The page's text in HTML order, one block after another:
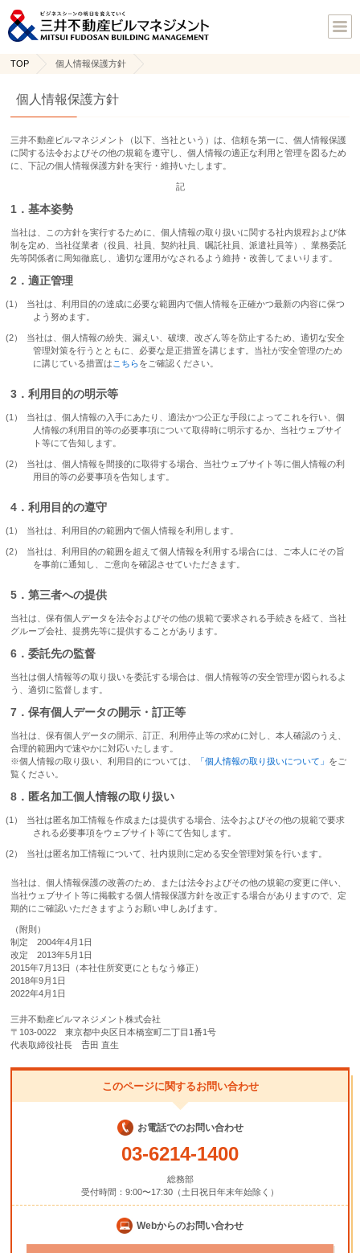
TOP 個人情報保護方針
個人情報保護方針
三井不動産ビルマネジメント（以下、当社という）は、信頼を第一に、個人情報保護
に関する法令およびその他の規範を遵守し、個人情報の適正な利用と管理を図るため
に、下記の個人情報保護方針を実行・維持いたします。
記
1．基本姿勢
当社は、この方針を実行するために、個人情報の取り扱いに関する社内規程および体
制を定め、当社従業者（役員、社員、契約社員、嘱託社員、派遣社員等）、業務委託
先等関係者に周知徹底し、適切な運用がなされるよう維持・改善してまいります。
2．適正管理
当社は、利用目的の達成に必要な範囲内で個人情報を正確かつ最新の内容に保つ
よう努めます。
当社は、個人情報の紛失、漏えい、破壊、改ざん等を防止するため、適切な安全
管理対策を行うとともに、必要な是正措置を講じます。当社が安全管理のため
に講じている措置は こちらをご確認ください。
3．利用目的の明示等
当社は、個人情報の入手にあたり、適法かつ公正な手段によってこれを行い、個
人情報の利用目的等の必要事項について取得時に明示するか、当社ウェブサイ
ト等にて告知します。
当社は、個人情報を間接的に取得する場合、当社ウェブサイト等に個人情報の利
用目的等の必要事項を告知します。
4．利用目的の遵守
当社は、利用目的の範囲内で個人情報を利用します。
当社は、利用目的の範囲を超えて個人情報を利用する場合には、ご本人にその旨
を事前に通知し、ご意向を確認させていただきます。
5．第三者への提供
当社は、保有個人データを法令およびその他の規範で要求される手続きを経て、当社
グループ会社、提携先等に提供することがあります。
6．委託先の監督
当社は個人情報等の取り扱いを委託する場合は、個人情報等の安全管理が図られるよ
う、適切に監督します。
7．保有個人データの開示・訂正等
当社は、保有個人データの開示、訂正、利用停止等の求めに対し、本人確認のうえ、
合理的範囲内で速やかに対応いたします。
※個人情報の取り扱い、利用目的については、
「個人情報の取り扱いについて」 をご
覧ください。
8．匿名加工個人情報の取り扱い
当社は匿名加工情報を作成または提供する場合、法令およびその他の規範で要求
される必要事項をウェブサイト等にて告知します。
当社は匿名加工情報について、社内規則に定める安全管理対策を行います。
当社は、個人情報保護の改善のため、または法令およびその他の規範の変更に伴い、
当社ウェブサイト等に掲載する個人情報保護方針を改正する場合がありますので、定
期的にご確認いただきますようお願い申しあげます。
（附則）
制定 2004年4月1日
改定 2013年5月1日
2015年7月13日（本社住所変更にともなう修正）
2018年9月1日
2022年4月1日
三井不動産ビルマネジメント株式会社
〒103-0022 東京都中央区日本橋室町二丁目1番1号
代表取締役社長 𠮷田 直生
このページに関するお問い合わせ
お電話でのお問い合わせ
03-6214-1400
総務部
受付時間：9:00〜17:30（土日祝日年末年始除く）
Webからのお問い合わせ